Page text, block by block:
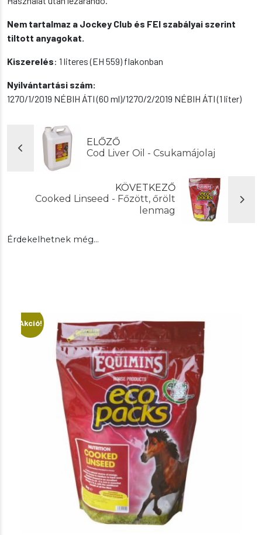
Nem tartalmaz a Jockey Club és FEI szabályai szerint
tiltott anyagokat.
Kiszerelés: 1 literes (EH 559) flakonban
Nyilvántartási szám:
1270/1/2019 NÉBIH ÁTI (60 ml)/1270/2/2019 NÉBIH ÁTI (1 liter)
ELŐZŐ
Cod Liver Oil - Csukamájolaj
KÖVETKEZŐ
Cooked Linseed - Főzött, őrölt
lenmag
Érdekelhetnek még…
Akció!